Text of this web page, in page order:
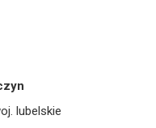
lubelskie